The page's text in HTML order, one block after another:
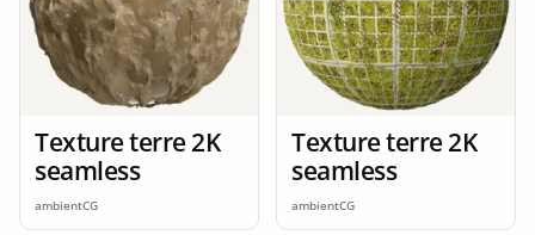
Texture terre 2K
seamless
ambientCG
Texture terre 2K
seamless
ambientCG